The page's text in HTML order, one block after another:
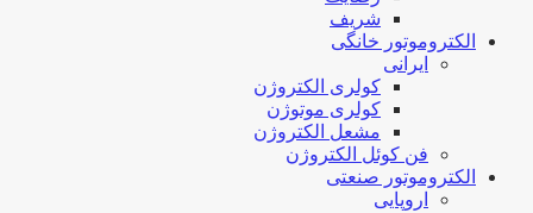
شریف
الکتروموتور خانگی
ایرانی
کولری الکتروژن
کولری موتوژن
مشعل الکتروژن
فن کوئل الکتروژن
الکتروموتور صنعتی
اروپایی